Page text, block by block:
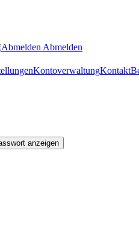
Abmelden
KontoverwaltungKontakt
anzeigen